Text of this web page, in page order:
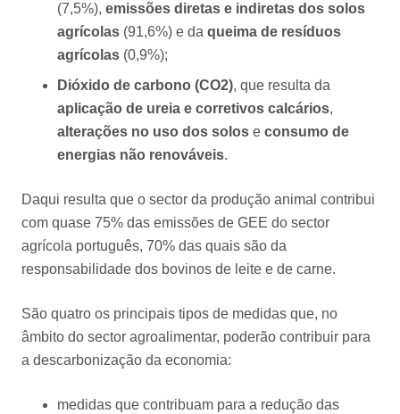
(7,5%), emissões diretas e indiretas dos solos
agrícolas (91,6%) e da queima de resíduos
agrícolas (0,9%);
Dióxido de carbono (CO2), que resulta da
aplicação de ureia e corretivos calcários,
alterações no uso dos solos e consumo de
energias não renováveis.
Daqui resulta que o sector da produção animal contribui
com quase 75% das emissões de GEE do sector
agrícola português, 70% das quais são da
responsabilidade dos bovinos de leite e de carne.
São quatro os principais tipos de medidas que, no
âmbito do sector agroalimentar, poderão contribuir para
a descarbonização da economia:
medidas que contribuam para a redução das